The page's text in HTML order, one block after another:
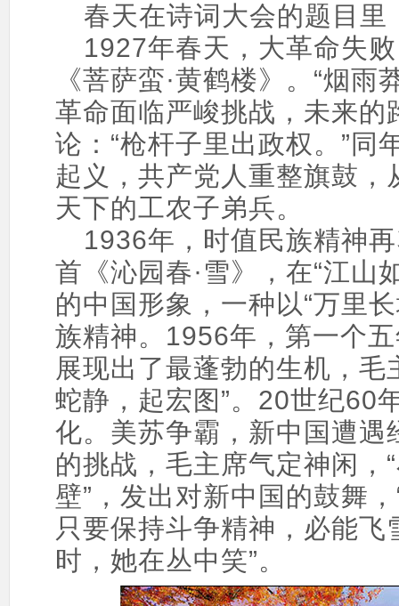
春天在诗词大会的题目里
1927年春天，大革命失
《菩萨蛮·黄鹤楼》。“烟
革命面临严峻挑战，未来的
论：“枪杆子里出政权。”同
起义，共产党人重整旗鼓
天下的工农子弟兵。
1936年，时值民族精神
首《沁园春·雪》，在“江山
的中国形象，一种以“万里
族精神。1956年，第一个
展现出了最蓬勃的生机，毛
蛇静，起宏图”。20世纪60
化。美苏争霸，新中国遭
的挑战，毛主席气定神闲，
壁”，发出对新中国的鼓舞
只要保持斗争精神，必能飞
时，她在丛中笑”。